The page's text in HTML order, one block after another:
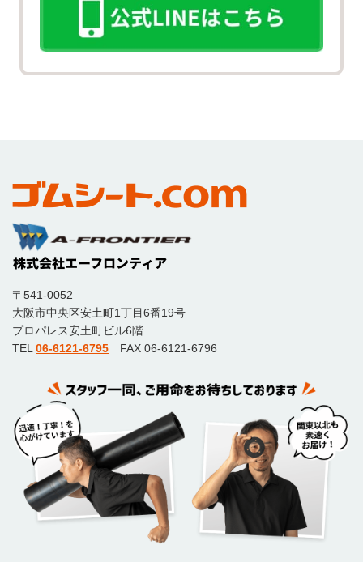
〒541-0052
大阪市中央区安土町1丁目6番19号
プロパレス安土町ビル6階
TEL 06-6121-6795 FAX 06-6121-6796